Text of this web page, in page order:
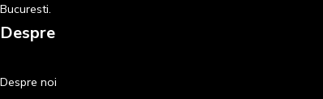
Bucuresti.
Despre
Despre noi